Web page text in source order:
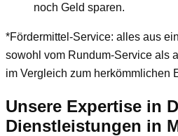
noch Geld sparen.
*Fördermittel-Service: alles aus
sowohl vom Rundum-Service als
im Vergleich zum herkömmlichen
Unsere Expertise in
Dienstleistungen in